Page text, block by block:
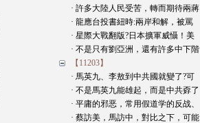
· 許多大陸人民受苦，轉而期待兩蔣
· 龍應台投書紐時:兩岸和解，被罵
· 星際大戰翻版?日本擴軍威懾！美
· 不是只有劉亞洲，還有許多中下階
【11203】
· 馬英九、李敖到中共國就變了?可
· 不是馬英九能雄起，而是中共孬了
· 平庸的邪恶，常用假道学的反战、
· 蔡訪美，馬訪中，對比之下，可能